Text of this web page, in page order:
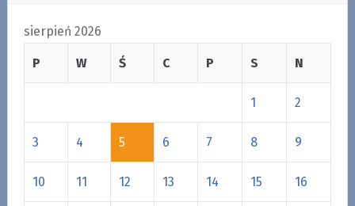
sierpień 2026
P W Ś C P S N
1 2
3 4 5 6 7 8 9
10 11 12 13 14 15 16